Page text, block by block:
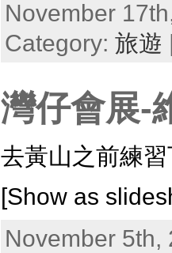
November
Category: 旅遊
灣仔會展-
去黃山之前練
[Show as
November